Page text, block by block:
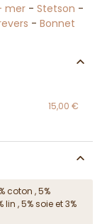
mer- Stetson -
- Bonnet
15,00 €
coton , 5%
lin , 5% soie et 3%